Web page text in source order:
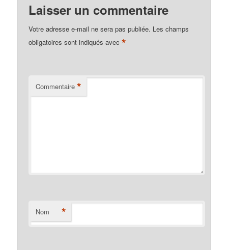
Laisser un commentaire
Votre adresse e-mail ne sera pas publiée. Les champs
obligatoires sont indiqués avec*
Commentaire *
Nom *